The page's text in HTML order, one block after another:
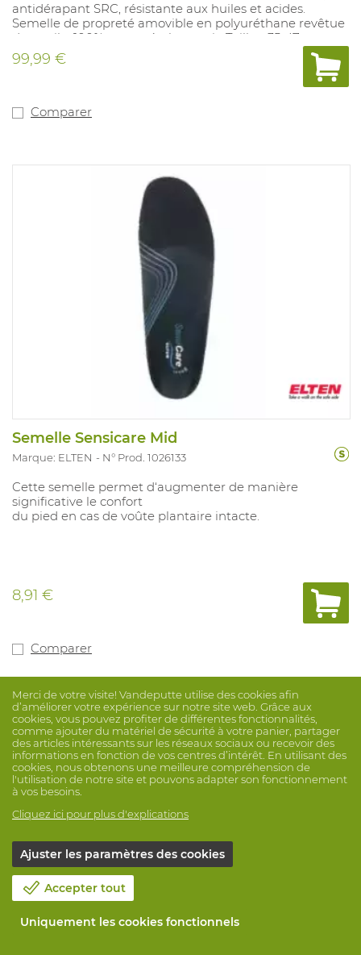
antidérapant SRC, résistante aux huiles et acides.
Semelle de propreté amovible en polyuréthane revêtue
de textile. 100% sans métale et cuir. Tailles: 35-47.
99,99 €
Comparer
Semelle Sensicare Mid
Marque: ELTEN N° Prod. 1026133
Cette semelle permet d‘augmenter de manière
significative le confort
du pied en cas de voûte plantaire intacte.
8,91 €
Comparer
Merci de votre visite! Vandeputte utilise des cookies afin
d’améliorer votre expérience sur notre site web. Grâce aux
cookies, vous pouvez profiter de différentes fonctionnalités,
comme ajouter du matériel de sécurité à votre panier, partager
des articles intéressants sur les réseaux sociaux ou recevoir des
informations en fonction de vos centres d’intérêt. En utilisant des
cookies, nous obtenons une meilleure compréhension de
l'utilisation de notre site et pouvons adapter son fonctionnement
à vos besoins.
Cliquez ici pour plus d'explications
Ajuster les paramètres des cookies
Accepter tout
Uniquement les cookies fonctionnels